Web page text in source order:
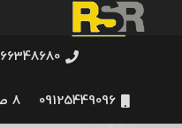
66348680 – 66348660
09125449096 8 صبح تا 10 شب